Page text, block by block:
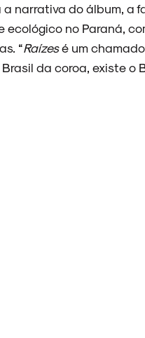
narrativa do álbum, a
ecológico no Paraná,
“Raízesé um
da coroa, existe o